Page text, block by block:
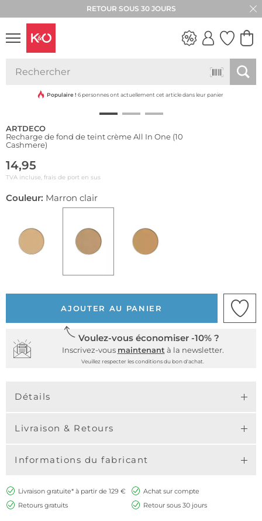
RETOUR SOUS 30 JOURS
VIBES
Populaire ! 6 personnes ont actuellement cet article dans leur panier
ARTDECO
Recharge de fond de teint crème All In One (10
Cashmere)
14,95
TVA incluse, frais de port en sus
Couleur: Marron clair
AJOUTER AU PANIER
Voulez-vous économiser -10% ?
Inscrivez-vous maintenant à la newsletter.
Veuillez respecter les conditions du bon d'achat.
Détails
Livraison & Retours
Informations du fabricant
Livraison gratuite* à partir de 129 €
Achat sur compte
Retours gratuits
Retour sous 30 jours